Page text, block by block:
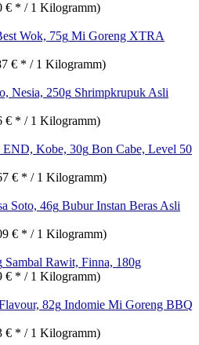
€ * / 1 Kilogramm)
Mi Goreng XTRA
€ * / 1 Kilogramm)
Shrimpkrupuk Asli
€ * / 1 Kilogramm)
Bon Cabe, Level 50
€ * / 1 Kilogramm)
Bubur Instan Beras Asli
€ * / 1 Kilogramm)
Sambal Rawit, Finna, 180g
€ * / 1 Kilogramm)
Indomie Mi Goreng BBQ
€ * / 1 Kilogramm)